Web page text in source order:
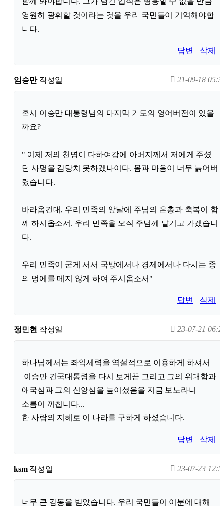
영원히 광휘할 것이라는 것을 우리 국민들이 기억해야합
니다.
답변 삭제
임승만 작성일 21-09-18
혹시 이승만 대통령님의 마지막 기도의 영어버전이 있을
까요?
" 이제 저의 천명이 다하여감에 아버지께서 저에게 주셨
던 사명을 감당치 못하겠나이다. 몸과 마음이 너무 늙어버
렸습니다.
바라옵건대, 우리 민족의 앞날에 주님의 은총과 축복이 함
께 하시옵소서. 우리 민족을 오직 주님께 맡기고 가겠습니
다.
우리 민족이 굳게 서서 국방에서나 경제에서나 다시는 종
의 멍에를 메지 않게 하여 주시옵소서"
답변 삭제
정민현 작성일 23-07-21
하나님께서는 좌익세력을 역설적으로 이용하게 하셔서
이승만 건국대통령을 다시 보게끔 그리고 그의 위대함과
애국심과 그의 신앙심을 높이셨음을 지금 보노라니
소름이 끼칩니다...
한 사람의 지혜로 이 나라를 구하게 하셨습니다.
답변 삭제
ksm 작성일 23-07-23
너무 큰 감동을 받았습니다. 우리 국민들이 이분에 대해